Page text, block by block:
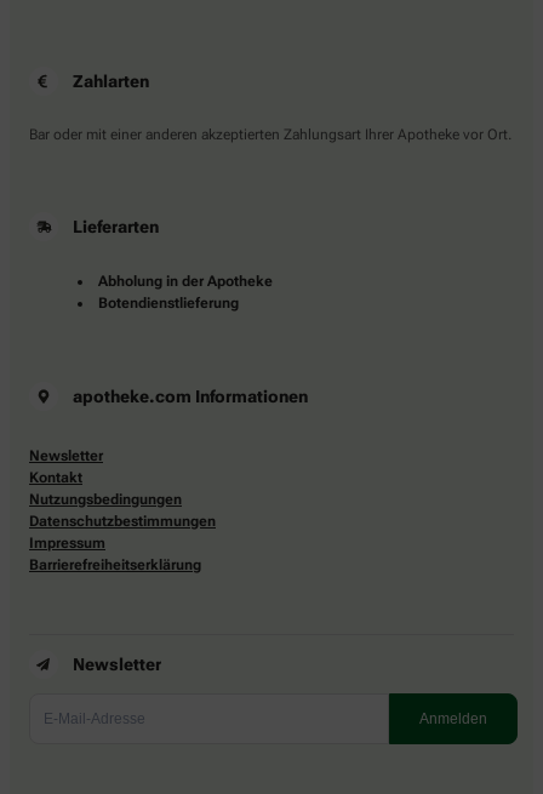
Zahlarten
Bar oder mit einer anderen akzeptierten Zahlungsart Ihrer Apotheke vor Ort.
Lieferarten
Abholung in der Apotheke
Botendienstlieferung
apotheke.com Informationen
Newsletter
Kontakt
Nutzungsbedingungen
Datenschutzbestimmungen
Impressum
Barrierefreiheitserklärung
Newsletter